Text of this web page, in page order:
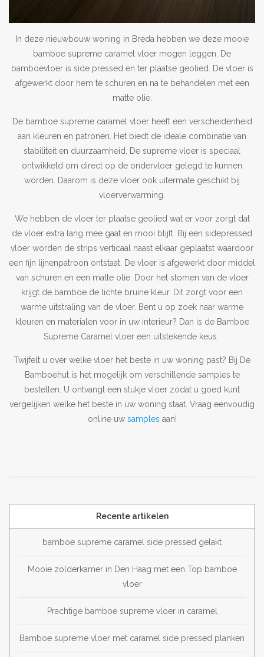
In deze nieuwbouw woning in Breda hebben we deze mooie
bamboe supreme caramel vloer mogen leggen. De
bamboevloer is side pressed en ter plaatse geolied. De vloer is
afgewerkt door hem te schuren en na te behandelen met een
matte olie.
De bamboe supreme caramel vloer heeft een verscheidenheid
aan kleuren en patronen. Het biedt de ideale combinatie van
stabiliteit en duurzaamheid. De supreme vloer is speciaal
ontwikkeld om direct op de ondervloer gelegd te kunnen
worden. Daarom is deze vloer ook uitermate geschikt bij
vloerverwarming.
We hebben de vloer ter plaatse geolied wat er voor zorgt dat
de vloer extra lang mee gaat en mooi blijft. Bij een sidepressed
vloer worden de strips verticaal naast elkaar geplaatst waardoor
een fijn lijnenpatroon ontstaat. De vloer is afgewerkt door middel
van schuren en een matte olie. Door het stomen van de vloer
krijgt de bamboe de lichte bruine kleur. Dit zorgt voor een
warme uitstraling van de vloer. Bent u op zoek naar warme
kleuren en materialen voor in uw interieur? Dan is de Bamboe
Supreme Caramel vloer een uitstekende keus.
Twijfelt u over welke vloer het beste in uw woning past? Bij De
Bamboehut is het mogelijk om verschillende samples te
bestellen. U ontvangt een stukje vloer zodat u goed kunt
vergelijken welke het beste in uw woning staat. Vraag eenvoudig
online uw samples aan!
Recente artikelen
bamboe supreme caramel side pressed gelakt
Mooie zolderkamer in Den Haag met een Top bamboe
vloer
Prachtige bamboe supreme vloer in caramel
Bamboe supreme vloer met caramel side pressed planken